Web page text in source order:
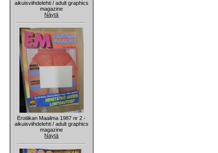
aikuisviihdelehti / adult graphics
magazine
Näytä
Erotiikan Maailma 1987 nr 2 -
aikuisviihdelehti / adult graphics
magazine
Näytä